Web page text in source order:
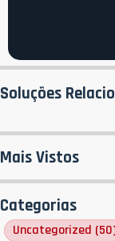
Soluções
Mais Vistos
Categorias
Uncategorized